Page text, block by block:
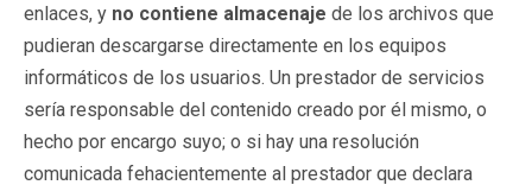
enlaces, y no contiene almacenaje de los archivos que
pudieran descargarse directamente en los equipos
informáticos de los usuarios. Un prestador de servicios
sería responsable del contenido creado por él mismo, o
hecho por encargo suyo; o si hay una resolución
comunicada fehacientemente al prestador que declara